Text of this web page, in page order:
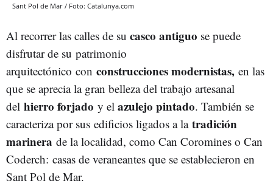
Sant Pol de Mar / Foto: Catalunya.com
Al recorrer las calles de su casco antiguo se puede
disfrutar de su patrimonio
arquitectónico con construcciones modernistas, en las
que se aprecia la gran belleza del trabajo artesanal
del hierro forjado y el azulejo pintado. También se
caracteriza por sus edificios ligados a la tradición
marinera de la localidad, como Can Coromines o Can
Coderch: casas de veraneantes que se establecieron en
Sant Pol de Mar.